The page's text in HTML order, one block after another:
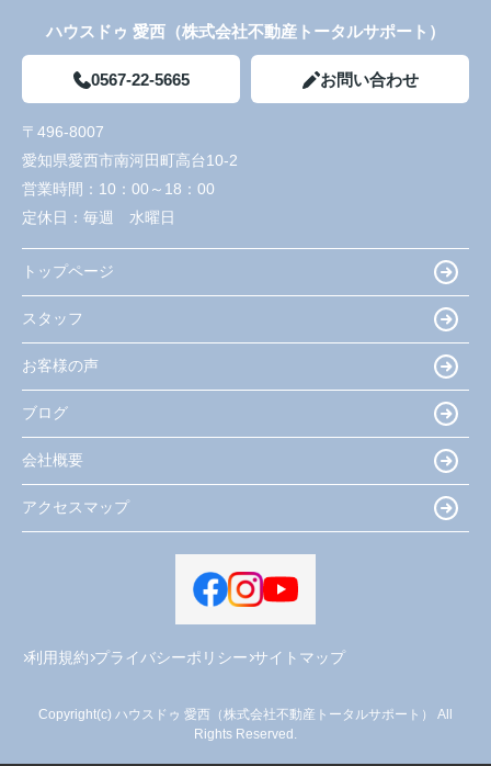
ハウスドゥ 愛西（株式会社不動産トータルサポート）
0567-22-5665 お問い合わせ
〒496-8007
愛知県愛西市南河田町高台10-2
営業時間： 10：00～18：00
定休日： 毎週 水曜日
トップページ
スタッフ
お客様の声
ブログ
会社概要
アクセスマップ
利用規約 プライバシーポリシー サイトマップ
Copyright(c) ハウスドゥ 愛西（株式会社不動産トータルサポート） All
Rights Reserved.